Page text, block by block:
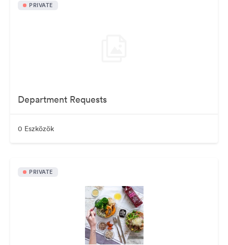
PRIVATE
Department Requests
0 Eszközök
PRIVATE